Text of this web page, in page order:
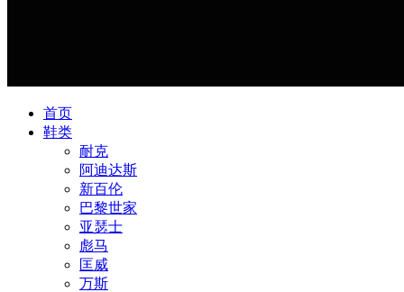
首页
鞋类
耐克
阿迪达斯
新百伦
巴黎世家
亚瑟士
彪马
匡威
万斯